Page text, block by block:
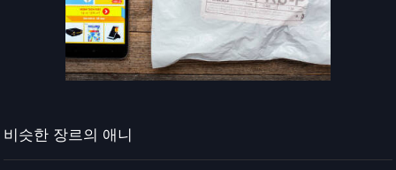
비슷한 장르의 애니